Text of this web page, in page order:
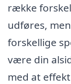
række
udføres,
forskellige
være din
med at